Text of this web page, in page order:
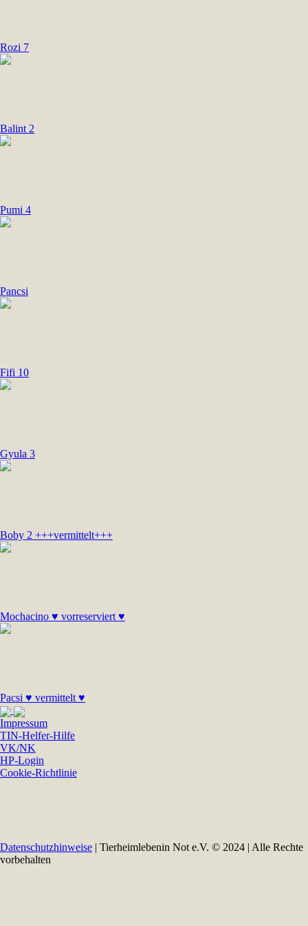
Rozi 7
Balint 2
Pumi 4
Pancsi
Fifi 10
Gyula 3
Boby 2 +++vermittelt+++
Mochacino ♥ vorreserviert ♥
Pacsi ♥ vermittelt ♥
Impressum
TIN-Helfer-Hilfe
VK/NK
HP-Login
Cookie-Richtlinie
Datenschutzhinweise | Tierheimlebenin Not e.V. © 2024 | Alle Rechte
vorbehalten